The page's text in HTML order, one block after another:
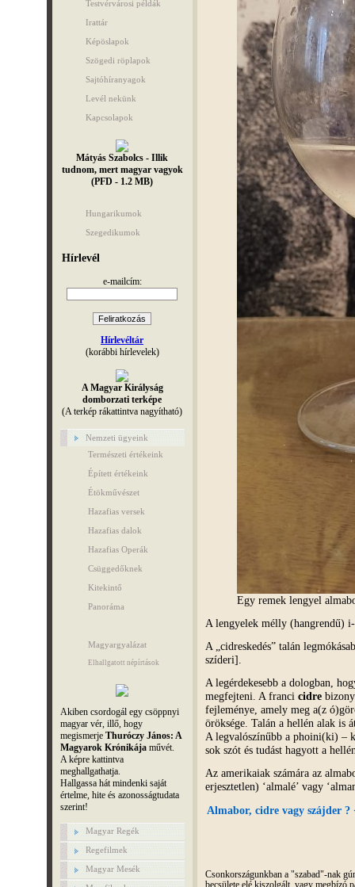
Testvérvárosi példák
Irattár
Képöslapok
Szögedi röplapok
Sajtóhíranyagok
Levél nekünk
Kapcsolapok
Mátyás Szabolcs - Illik
tudnom, mert magyar vagyok
(PFD - 1.2 MB)
Hungarikumok
Szegedikumok
Hírlevél
e-mailcím:
Hírlevéltár
(korábbi hírlevelek)
A Magyar Királyság
domborzati terképe
(A terkép rákattintva nagyítható)
Nemzeti ügyeink
Természeti értékeink
Épített értékeink
Étökművészet
Hazafias versek
Hazafias dalok
Hazafias Operák
Csüggedőknek
Kitekintő
Panoráma
Magyargyalázat
Elhallgatott népírtások
Akiben csordogál egy csöppnyi
magyar vér, illő, hogy
megismerje Thuróczy János: A
Magyarok Krónikájaművét.
A képre kattintva
meghallgathatja.
Hallgassa hát mindenki saját
értelme, hite és azonosságtudata
szerint!
Magyar Regék
Regefilmek
Magyar Mesék
Egy remek lengyel
A lengyelek mélly (hangrendű)
A „cidreskedés” talán
szíderi].
A legérdekesebb a dologban,
megfejteni. A franci cidre
fejleménye, amely meg a(z
öröksége. Talán a hellén alak is
A legvalószínűbb a phoini(ki) –
sok szót és tudást hagyott a
Az amerikaiak számára az
erjesztetlen) ‘almalé’ vagy
Almabor, cidre vagy szájder
Csonkországunkban a "szabad"-nak